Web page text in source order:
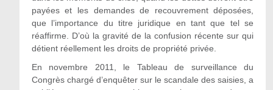
payées et les demandes de recouvrement déposées,
que l’importance du titre juridique en tant que tel se
réaffirme. D’où la gravité de la confusion récente sur qui
détient réellement les droits de propriété privée.
En novembre 2011, le Tableau de surveillance du
Congrès chargé d’enquêter sur le scandale des saisies, a